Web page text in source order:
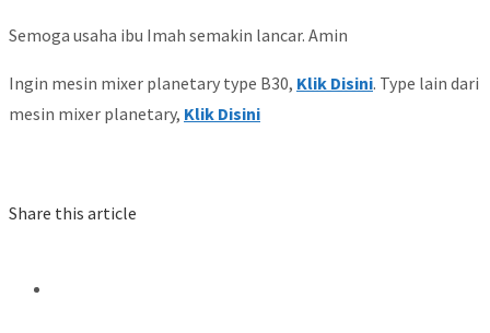
Semoga usaha ibu Imah semakin lancar. Amin
Ingin mesin mixer planetary type B30, Klik Disini. Type lain dari
mesin mixer planetary, Klik Disini
Share this article